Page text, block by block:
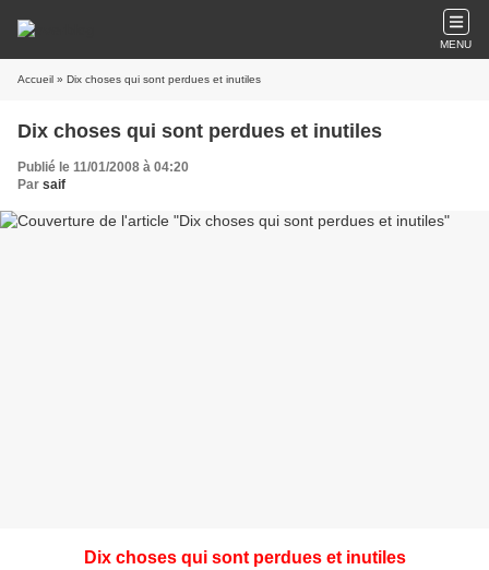
MENU
Accueil » Dix choses qui sont perdues et inutiles
Dix choses qui sont perdues et inutiles
Publié le 11/01/2008 à 04:20
Par saif
Dix choses qui sont perdues et inutiles